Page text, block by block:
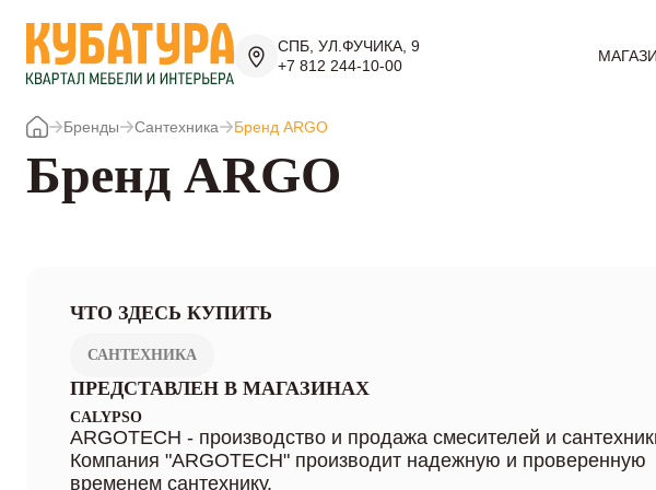
СПБ, УЛ.ФУЧИКА, 9
+7 812 244-10-00
Бренды Сантехника Бренд ARGO
Бренд ARGO
ЧТО ЗДЕСЬ КУПИТЬ
САНТЕХНИКА
ПРЕДСТАВЛЕН В МАГАЗИНАХ
CALYPSO
ARGOTECH - производство и продажа смесителей и
Компания "ARGOTECH" производит надежную и проверенную
временем сантехнику.